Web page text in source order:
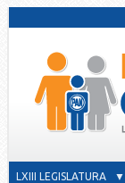
LXIII LEGISLATURA ▼